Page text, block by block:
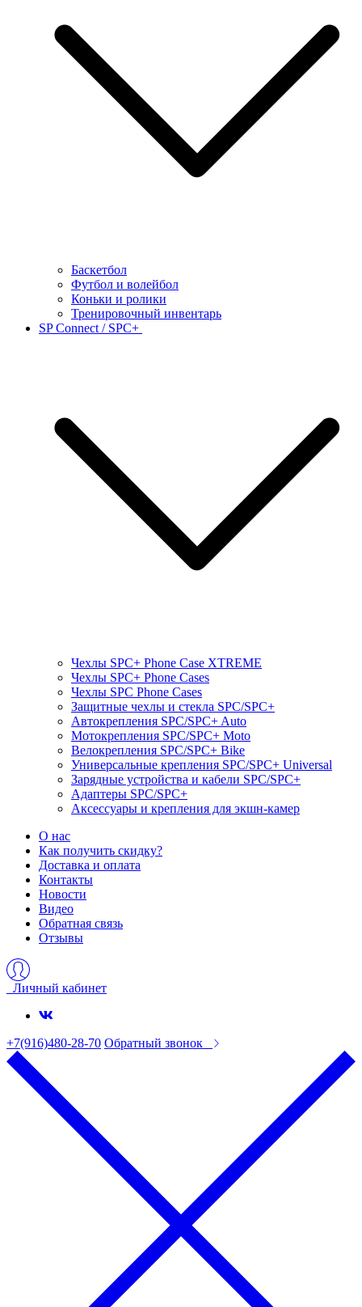
Баскетбол
Футбол и волейбол
Коньки и ролики
Тренировочный инвентарь
SP Connect / SPC+
Чехлы SPC+ Phone Case XTREME
Чехлы SPC+ Phone Cases
Чехлы SPС Phone Cases
Защитные чехлы и стекла SPC/SPC+
Автокрепления SPС/SPC+ Auto
Мотокрепления SPС/SPC+ Moto
Велокрепления SPС/SPC+ Bike
Универсальные крепления SPС/SPC+ Universal
Зарядные устройства и кабели SPC/SPC+
Адаптеры SPC/SPC+
Аксессуары и крепления для экшн-камер
О нас
Как получить скидку?
Доставка и оплата
Контакты
Новости
Видео
Обратная связь
Отзывы
Личный кабинет
+7(916)480-28-70 Обратный звонок